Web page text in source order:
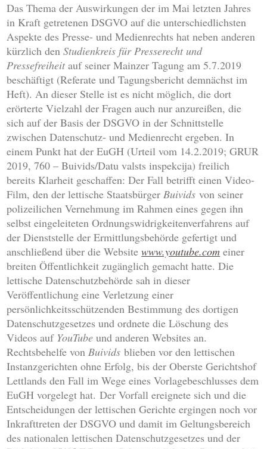
Das Thema der Auswirkungen der im Mai letzten Jahres
in Kraft getretenen DSGVO auf die unterschiedlichsten
Aspekte des Presse- und Medienrechts hat neben anderen
kürzlich denStudienkreis für Presserecht und
Pressefreiheit auf seiner Mainzer Tagung am 5.7.2019
beschäftigt (Referate und Tagungsbericht demnächst im
Heft). An dieser Stelle ist es nicht möglich, die dort
erörterte Vielzahl der Fragen auch nur anzureißen, die
sich auf der Basis der DSGVO in der Schnittstelle
zwischen Datenschutz- und Medienrecht ergeben. In
einem Punkt hat der EuGH (Urteil vom 14.2.2019; GRUR
2019, 760 – Buivids/Datu valsts inspekcija) freilich
bereits Klarheit geschaffen: Der Fall betrifft einen Video-
Film, den der lettische StaatsbürgerBuividsvon seiner
polizeilichen Vernehmung im Rahmen eines gegen ihn
selbst eingeleiteten Ordnungswidrigkeitenverfahrens auf
der Dienststelle der Ermittlungsbehörde gefertigt und
anschließend über die Websitewww.youtube.com einer
breiten Öffentlichkeit zugänglich gemacht hatte. Die
lettische Datenschutzbehörde sah in dieser
Veröffentlichung eine Verletzung einer
persönlichkeitsschützenden Bestimmung des dortigen
Datenschutzgesetzes und ordnete die Löschung des
Videos auf YouTubeund anderen Websites an.
Rechtsbehelfe vonBuividsblieben vor den lettischen
Instanzgerichten ohne Erfolg, bis der Oberste Gerichtshof
Lettlands den Fall im Wege eines Vorlagebeschlusses dem
EuGH vorgelegt hat. Der Vorfall ereignete sich und die
Entscheidungen der lettischen Gerichte ergingen noch vor
Inkrafttreten der DSGVO und damit im Geltungsbereich
des nationalen lettischen Datenschutzgesetzes und der